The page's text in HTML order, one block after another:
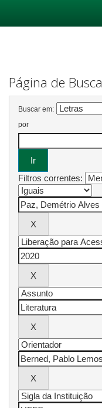
Página de Busca
Buscar em:
por
Filtros correntes: